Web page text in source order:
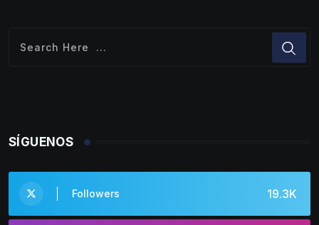
SÍGUENOS
19.3K
Followers